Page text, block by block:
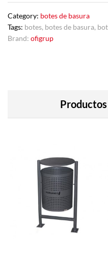
Category: botes de basura
Tags: botes, botes de basura,
Brand: ofigrup